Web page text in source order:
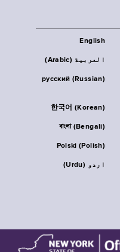
English
العربية (Arabic)
русский (Russian)
한국어 (Korean)
বাংলা (Bengali)
Polski (Polish)
اردو (Urdu)